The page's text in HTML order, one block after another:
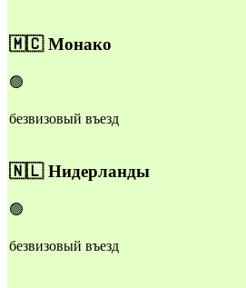
🇲🇨Монако
🟢
безвизовый въезд
🇳🇱Нидерланды
🟢
безвизовый въезд